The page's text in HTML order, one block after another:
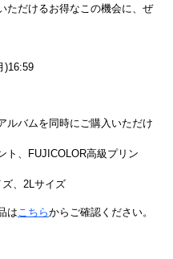
ただけるお得なこの機会に、ぜ
)16:59
ルバムを同時にご購入いただけ
ト、FUJICOLOR高級プリン
、2Lサイズ
はこちらからご確認ください。